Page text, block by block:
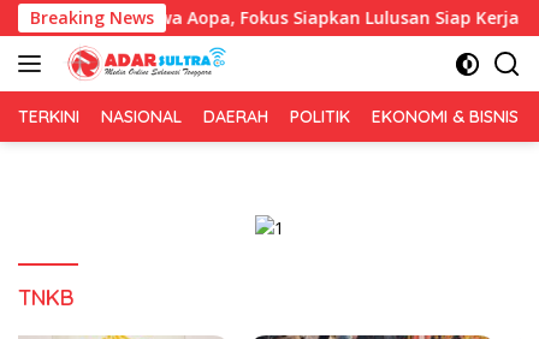
Langsung
ke
konten
Breaking News
IAI Rawa Aopa, Fokus Siapkan Lulusan Siap Kerja dan
TERKINI NASIONAL DAERAH POLITIK EKONOMI & BISNIS
TNKB